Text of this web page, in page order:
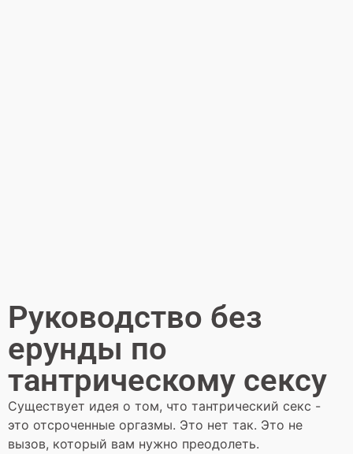
Руководство без
ерунды по
тантрическому сексу
Существует идея о том, что тантрический секс -
это отсроченные оргазмы. Это нет так. Это не
вызов, который вам нужно преодолеть.